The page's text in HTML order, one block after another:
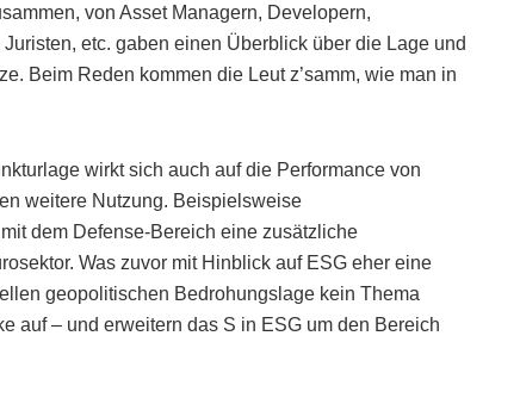
von Asset Managern, Developern,
etc. gaben einen Überblick über die Lage und
Beim Reden kommen die Leut z’samm, wie man in
wirkt sich auch auf die Performance von
weitere Nutzung. Beispielsweise
dem Defense-Bereich eine zusätzliche
Was zuvor mit Hinblick auf ESG eher eine
geopolitischen Bedrohungslage kein Thema
auf – und erweitern das S in ESG um den Bereich